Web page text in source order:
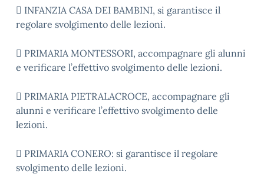
 INFANZIA CASA DEI BAMBINI, si garantisce il
regolare svolgimento delle lezioni.
 PRIMARIA MONTESSORI, accompagnare gli alunni
e verificare l’effettivo svolgimento delle lezioni.
 PRIMARIA PIETRALACROCE, accompagnare gli
alunni e verificare l’effettivo svolgimento delle
lezioni.
 PRIMARIA CONERO: si garantisce il regolare
svolgimento delle lezioni.